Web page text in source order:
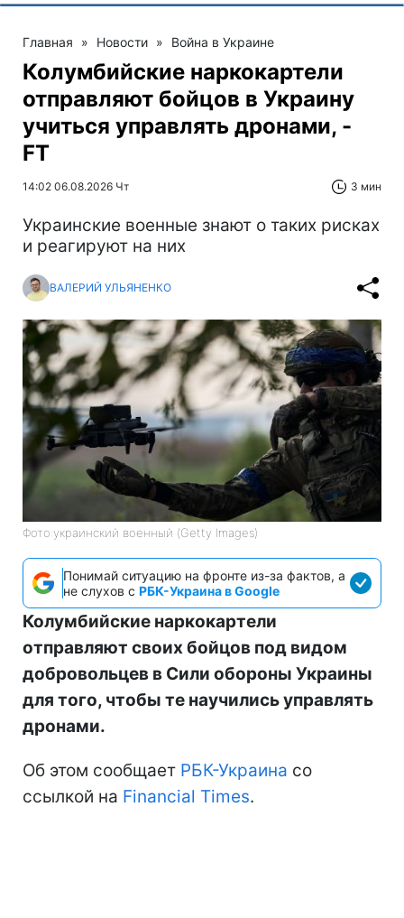
Главная » Новости » Война в Украине
Колумбийские наркокартели
отправляют бойцов в Украину
учиться управлять дронами, -
FT
14:02 06.08.2026 Чт 3 мин
Украинские военные знают о таких рисках
и реагируют на них
ВАЛЕРИЙ УЛЬЯНЕНКО
Фото:украинский военный (Getty Images)
Понимай ситуацию на фронте из-за фактов, а
не слухов с РБК-Украина в Google
Колумбийские наркокартели
отправляют своих бойцов под видом
добровольцев в Сили обороны Украины
для того, чтобы те научились управлять
дронами.
Об этом сообщает РБК-Украина со
ссылкой на Financial Times.